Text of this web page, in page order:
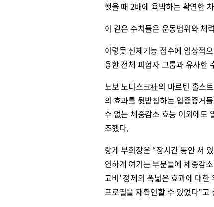
했을 때 2배에 육박하는 확연한
이 같은 수치들은 운동범위와 체
이렇듯 신체기능 점수에 임상적
용한 전체 피험자 그룹과 유사한
노보 노디스크社의 마르틴 홀스
의 효과를 뒷받침하는 입증증거
수 없는 체중감소 효능 이외에도
조했다.
랑게 부회장은 “장시간 동안 서
연하게 여기는 부분들에 체중감
고비’ 정제의 폭넓은 효과에 대
프로필을 재확인할 수 있었다”고